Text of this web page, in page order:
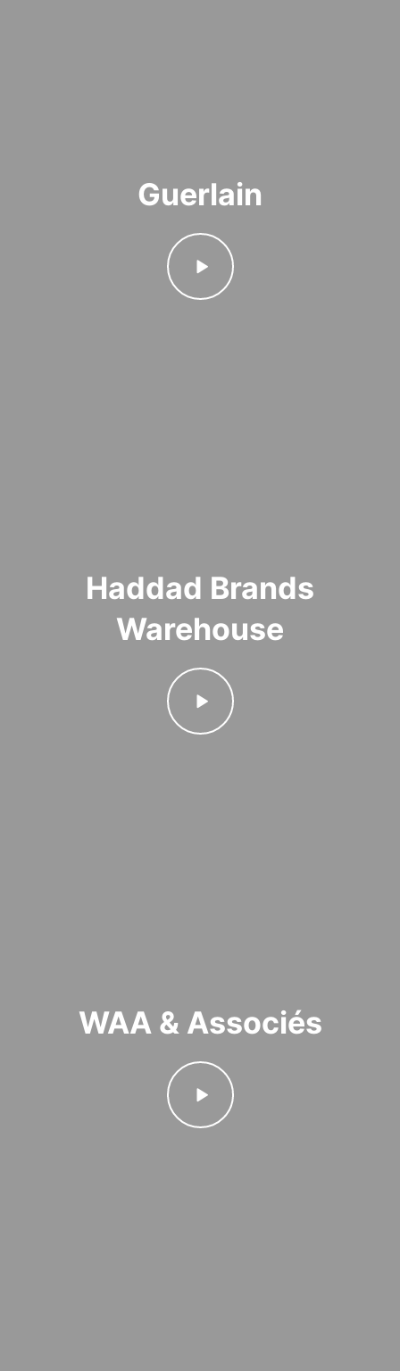
Guerlain
Haddad Brands
Warehouse
WAA & Associés